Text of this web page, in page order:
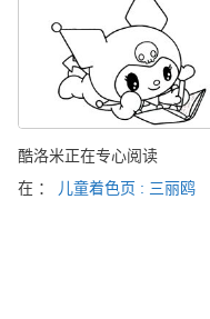
酷洛米正在专心阅读
在 ：
儿童着色页 : 三丽鸥